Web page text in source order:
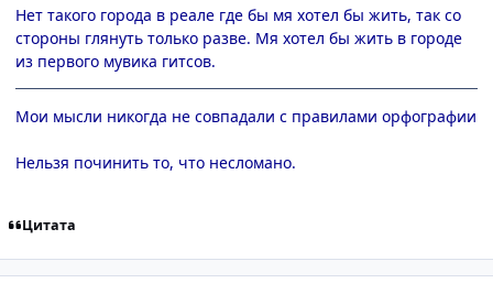
Нет такого города в реале где бы мя хотел бы жить, так со
стороны глянуть только разве. Мя хотел бы жить в городе
из первого мувика гитсов.
Мои мысли никогда не совпадали с правилами орфографии
Нельзя починить то, что несломано.
Цитата